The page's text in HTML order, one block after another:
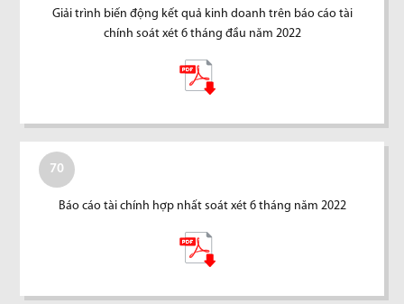
Giải trình biến động kết quả kinh doanh trên báo cáo tài
chính soát xét 6 tháng đầu năm 2022
70
Báo cáo tài chính hợp nhất soát xét 6 tháng năm 2022